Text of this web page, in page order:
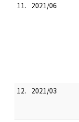
11.
2021/06
12.
2021/03